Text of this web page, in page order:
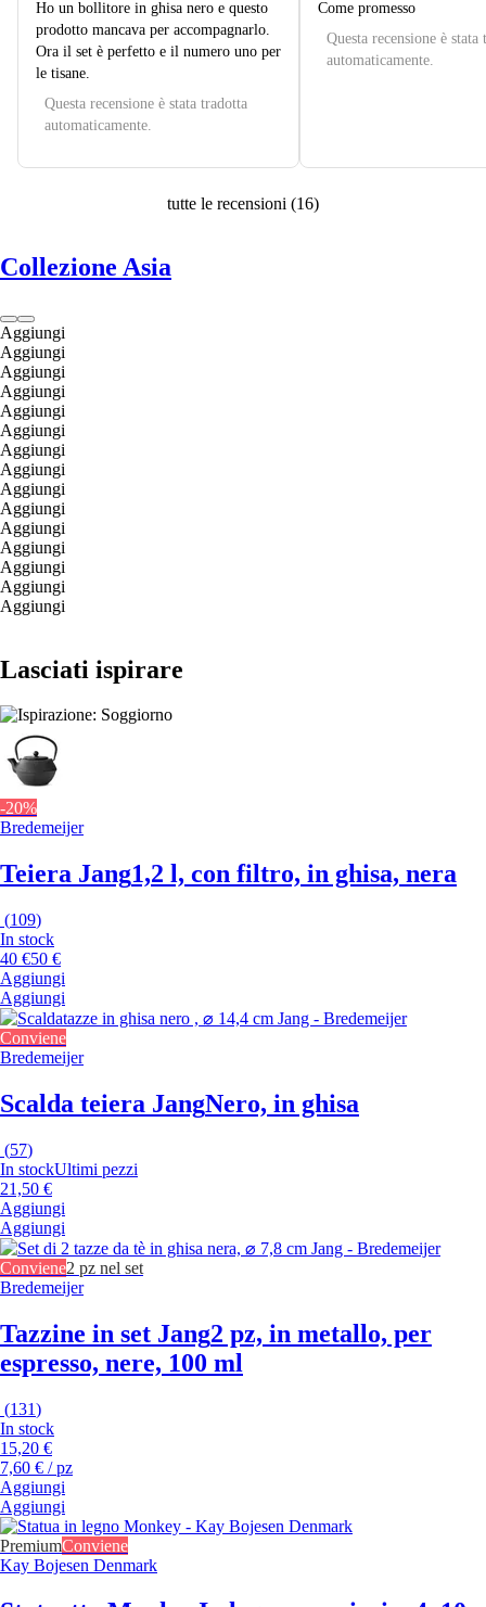
Ho un bollitore in ghisa nero e questo
prodotto mancava per accompagnarlo.
Ora il set è perfetto e il numero uno per
le tisane.
Questa recensione è stata tradotta
automaticamente.
Come promesso
Questa recensione è stata
automaticamente.
tutte le recensioni (16)
Collezione Asia
Aggiungi
Aggiungi
Aggiungi
Aggiungi
Aggiungi
Aggiungi
Aggiungi
Aggiungi
Aggiungi
Aggiungi
Aggiungi
Aggiungi
Aggiungi
Aggiungi
Aggiungi
Lasciati ispirare
-20%
Bredemeijer
Teiera Jang1,2 l, con filtro, in ghisa, nera
(109)
In stock
40 €50 €
Aggiungi
Aggiungi
Conviene
Bredemeijer
Scalda teiera JangNero, in ghisa
(57)
In stockUltimi pezzi
21,50 €
Aggiungi
Aggiungi
Conviene2 pz nel set
Bredemeijer
Tazzine in set Jang2 pz, in metallo, per
espresso, nere, 100 ml
(131)
In stock
15,20 €
7,60 € / pz
Aggiungi
Aggiungi
PremiumConviene
Kay Bojesen Denmark